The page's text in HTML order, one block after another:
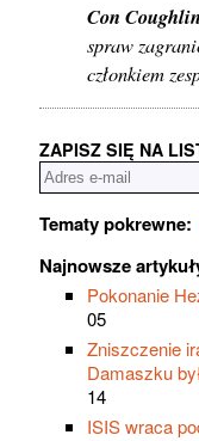
Con Coughlin
spraw
członkiem
ZAPISZ SIĘ NA
Tematy pokrewne:
Najnowsze
Pokonanie
05
Zniszczenie
Damaszku
14
ISIS wraca